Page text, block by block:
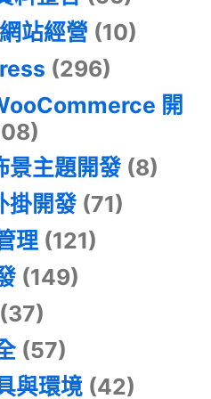
站經營 (10)
(296)
開
景主題開發(8)
掛開發(71)
理(121)
(149)
(57)
與環境(42)